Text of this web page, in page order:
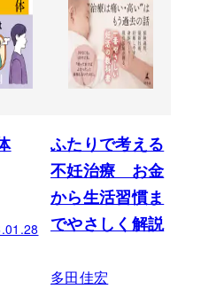
ふたりで考える
不妊治療 お金
から生活習慣ま
でやさしく解説
多田佳宏